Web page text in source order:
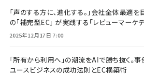
「声のする方に、進化する。」会社全体最適
の「補完型EC」 が実践する「レビューマーケ
2025年12月17日 7:00
「所有から利用へ」の潮流をAIで勝ち抜く。事
ユースビジネスの成功法則とEC構築術